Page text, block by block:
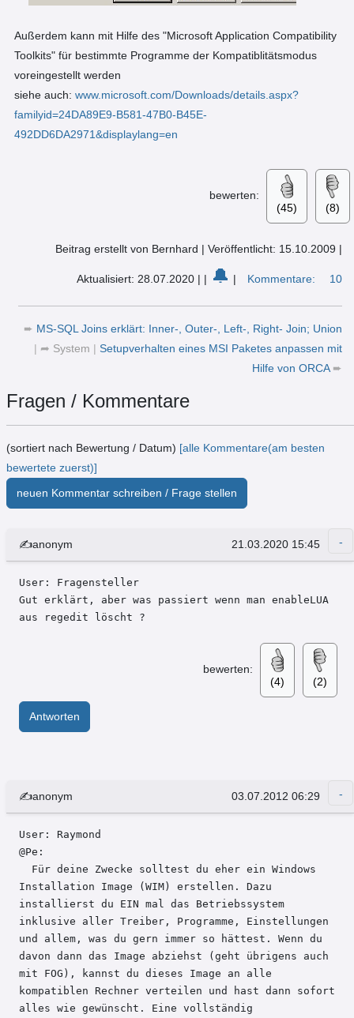
Außerdem kann mit Hilfe des "Microsoft Application Compatibility
Toolkits" für bestimmte Programme der Kompatiblitätsmodus
voreingestellt werden
siehe auch: www.microsoft.com/Downloads/details.aspx?
familyid=24DA89E9-B581-47B0-B45E-
492DD6DA2971&displaylang=en
bewerten:
(45)
(8)
Beitrag erstellt von Bernhard | Veröffentlicht: 15.10.2009 |
Aktualisiert: 28.07.2020 | | 🔔 | Kommentare: 10
➨ MS-SQL Joins erklärt: Inner-, Outer-, Left-, Right- Join; Union
| ➦ System | Setupverhalten eines MSI Paketes anpassen mit
Hilfe von ORCA ➨
Fragen / Kommentare
(sortiert nach Bewertung / Datum) [alle Kommentare(am besten
bewertete zuerst)]
neuen Kommentar schreiben / Frage stellen
✍anonym 21.03.2020 15:45
User: Fragensteller
Gut erklärt, aber was passiert wenn man enableLUA
aus regedit löscht ?
bewerten:
(4)
(2)
Antworten
✍anonym 03.07.2012 06:29
User: Raymond
@Pe:
Installation Image (WIM) erstellen. Dazu
installierst du EIN mal das Betriebssystem
inklusive aller Treiber, Programme, Einstellungen
und allem, was du gern immer so hättest. Wenn du
davon dann das Image abziehst (geht übrigens auch
mit FOG), kannst du dieses Image an alle
kompatiblen Rechner verteilen und hast dann sofort
alles wie gewünscht. Eine vollständig